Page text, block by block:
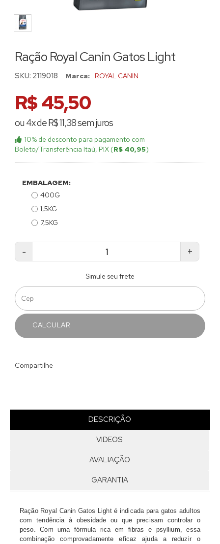
Ração Royal Canin Gatos Light
SKU: 2119018 Marca: ROYAL CANIN
R$ 45,50
ou 4x de R$ 11,38 sem juros
10% de desconto para pagamento com
Boleto/Transferência Itaú, PIX (R$ 40,95)
EMBALAGEM:
400G
1,5KG
7,5KG
- +
Simule seu frete
CALCULAR
Compartilhe
DESCRIÇÃO
VIDEOS
AVALIAÇÃO
GARANTIA
Ração Royal Canin Gatos Light é indicada para gatos adultos
com tendência à obesidade ou que precisam controlar o
peso. Com uma fórmula rica em fibras e psyllium, essa
combinação comprovadamente eficaz ajuda a reduzir o